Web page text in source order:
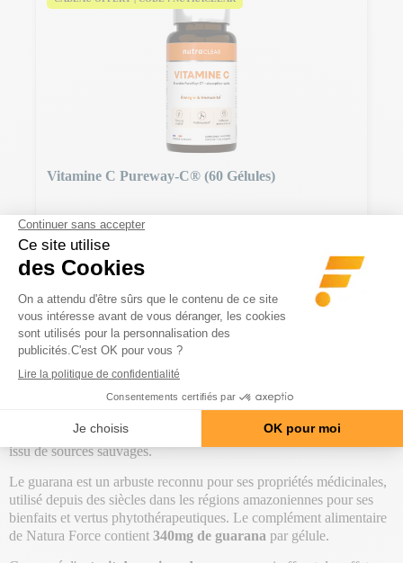
Vitamine C Pureway-C® (60 Gélules)
Prix
16,90 €
Description Utilisation
Guarana (150 caps) de Natura Forceest un
complément alimentaire à base de
guarana biooriginaire du Brésil,
issu de sources sauvages.
Le guarana est un arbuste reconnu pour ses propriétés médicinales,
utilisé depuis des siècles dans les régions amazoniennes pour ses
bienfaits et vertus phytothérapeutiques. Le complément alimentaire
de Natura Force contient 340mg de guarana par gélule.